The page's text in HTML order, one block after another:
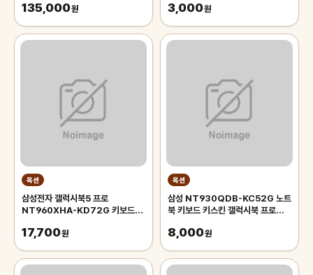
135,000원 3,000원
옥션
삼성전자 갤럭시북5 프로
NT960XHA-KD72G 키보드키
개
17,700원
옥션
삼성 NT930QDB-KC52G 노트
북 키보드 키스킨 갤럭시북 프로
8,000원